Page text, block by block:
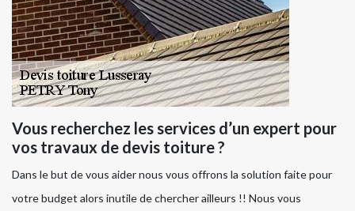
Vous recherchez les services d’un expert pour
vos travaux de devis toiture ?
Dans le but de vous aider nous vous offrons la solution faite pour
votre budget alors inutile de chercher ailleurs !! Nous vous